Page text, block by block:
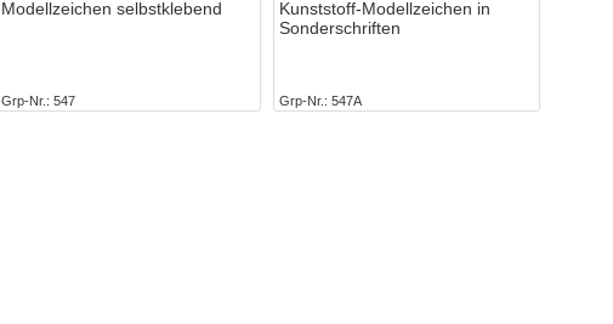
Modellzeichen selbstklebend
Grp-Nr. 547
Kunststoff-Modellzeichen in
Sonderschriften
Grp-Nr. 547A